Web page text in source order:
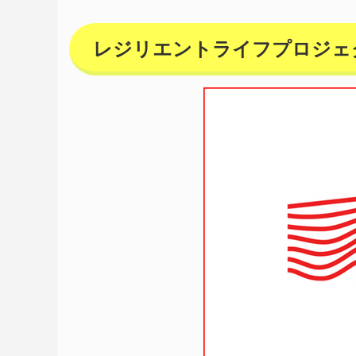
レジリエントライフプロジ